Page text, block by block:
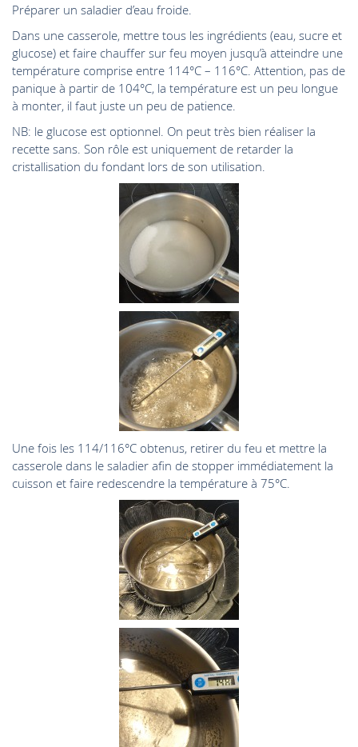
Préparer un saladier d’eau froide.
Dans une casserole, mettre tous les ingrédients (eau, sucre et
glucose) et faire chauffer sur feu moyen jusqu’à atteindre une
température comprise entre 114°C – 116°C. Attention, pas de
panique à partir de 104°C, la température est un peu longue
à monter, il faut juste un peu de patience.
NB: le glucose est optionnel. On peut très bien réaliser la
recette sans. Son rôle est uniquement de retarder la
cristallisation du fondant lors de son utilisation.
Une fois les 114/116°C obtenus, retirer du feu et mettre la
casserole dans le saladier afin de stopper immédiatement la
cuisson et faire redescendre la température à 75°C.